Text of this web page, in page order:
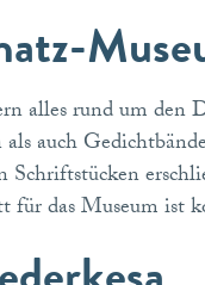
alles rund um
auch
das Museum ist